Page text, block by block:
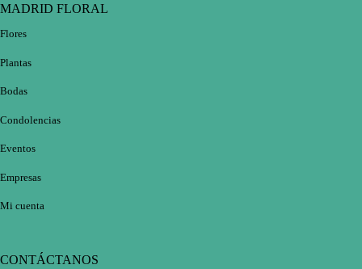
MADRID FLORAL
Flores
Plantas
Bodas
Condolencias
Eventos
Empresas
Mi cuenta
CONTÁCTANOS